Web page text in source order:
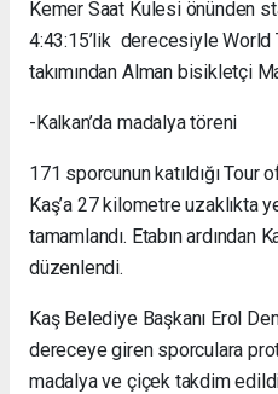
Kemer Saat Kulesi önünden
4:43:15’lik derecesiyle World
takımından Alman bisikletçi
-Kalkan’da madalya töreni
171 sporcunun katıldığı Tour
Kaş’a 27 kilometre uzaklıkta
tamamlandı. Etabın ardından
düzenlendi.
Kaş Belediye Başkanı Erol
dereceye giren sporculara
madalya ve çiçek takdim